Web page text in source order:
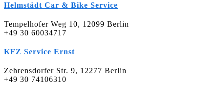
Helmstädt Car & Bike Service
Tempelhofer Weg 10, 12099 Berlin
+49 30 60034717
KFZ Service Ernst
Zehrensdorfer Str. 9, 12277 Berlin
+49 30 74106310